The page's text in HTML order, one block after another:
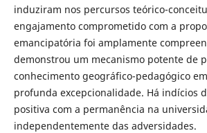
induziram nos percursos teórico-
engajamento comprometido com a
emancipatória foi amplamente
demonstrou um mecanismo potente de
conhecimento geográfico-pedagógico
profunda excepcionalidade. Há indícios
positiva com a permanência na
independentemente das adversidades.